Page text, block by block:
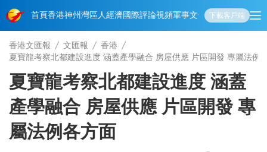
首頁香港神州 灣區人經濟國際評論視頻軍事文化 娛樂生活教育體
下載客戶端
香港文匯報 文匯報
香港
夏寶龍考察北都建設進度 涵蓋產學融合 房屋供應 片區開發 專屬法例
夏寶龍考察北都建設進度 涵蓋
產學融合 房屋供應 片區開發 專
屬法例各方面